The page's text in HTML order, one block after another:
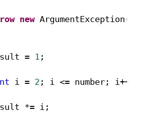
new ArgumentException (
= 1 ;
i = 2 ; i <= number ; i++
*= i ;